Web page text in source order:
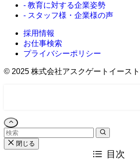
- 教育に対する企業姿勢
- スタッフ様・企業様の声
採用情報
お仕事検索
プライバシーポリシー
© 2025 株式会社アスクゲートイース
閉じる
目次